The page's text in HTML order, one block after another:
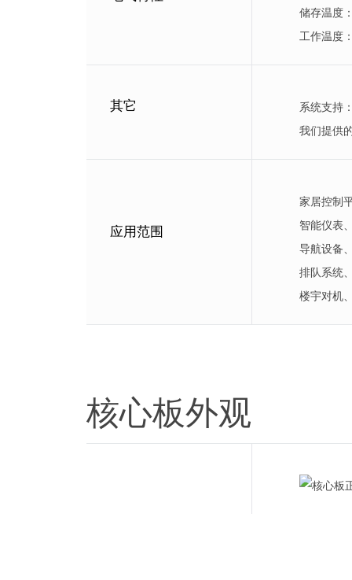
储存温
工作温度
其它
系统支持
我们提供
应用范围
家居控制
智能仪表
导航设备
排队系统
楼宇对机
核心板外观